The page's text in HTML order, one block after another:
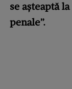
se așteaptă
penale”.